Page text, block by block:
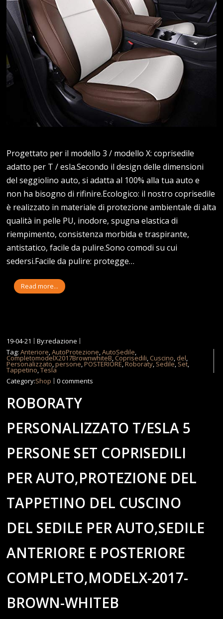
Progettato per il modello 3 / modello X: coprisedile
adatto per T / esla.Secondo il design delle dimensioni
del seggiolino auto, si adatta al 100% alla tua auto e
non ha bisogno di rifinire.Ecologico: il nostro coprisedile
è realizzato in materiale di protezione ambientale di alta
qualità in pelle PU, inodore, spugna elastica di
riempimento, consistenza morbida e traspirante,
antistatico, facile da pulire.Sono comodi su cui
sedersi.Facile da pulire: protegge…
Read more...
19-04-21
By:redazione
Tag:Anteriore,AutoProtezione,AutoSedile,
CompletomodelX2017BrownwhiteB, Coprisedili, Cuscino, del,
Personalizzato,persone,POSTERIORE,Roboraty, Sedile, Set,
Tappetino,Tesla
Category:Shop 0 comments
ROBORATY
PERSONALIZZATO T/ESLA 5
PERSONE SET COPRISEDILI
PER AUTO,PROTEZIONE DEL
TAPPETINO DEL CUSCINO
DEL SEDILE PER AUTO,SEDILE
ANTERIORE E POSTERIORE
COMPLETO,MODELX-2017-
BROWN-WHITEB